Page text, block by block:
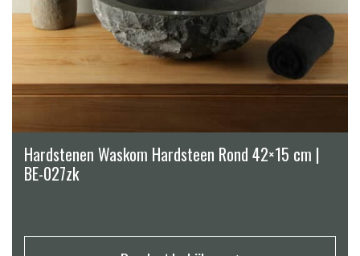
Hardstenen Waskom Hardsteen Rond 42×15 cm |
BE-027zk